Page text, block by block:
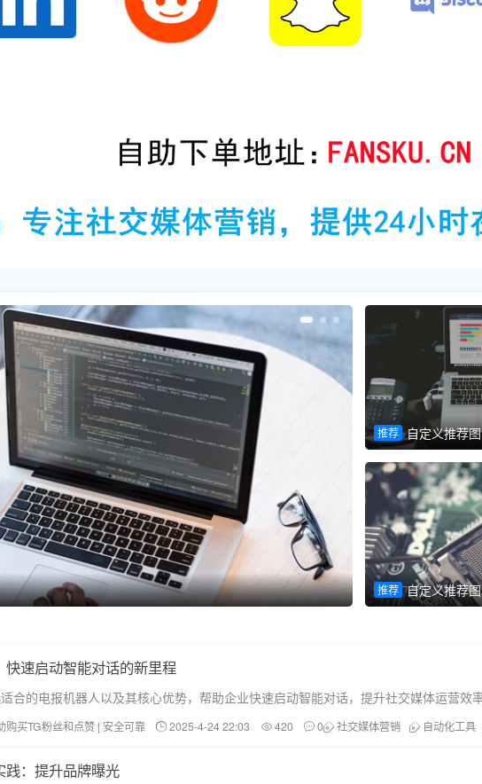
推荐 自定义幻灯片2
推荐 自定义推荐
推荐 自定义推荐
快速启动智能对话的新里程
合的电报机器人以及其核心优势，帮助企业快速启动智能对话，提升社交媒体运营效率
购买TG粉丝和点赞 | 安全可靠 2025-4-24 22:03 420 0 社交媒体营销 自动化工具
践：提升品牌曝光